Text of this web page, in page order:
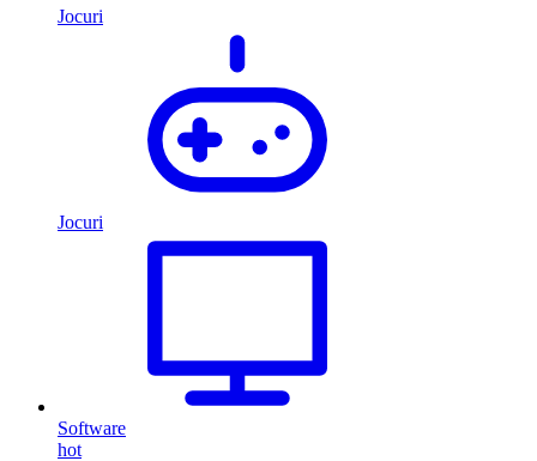
Jocuri
Jocuri
Software
hot